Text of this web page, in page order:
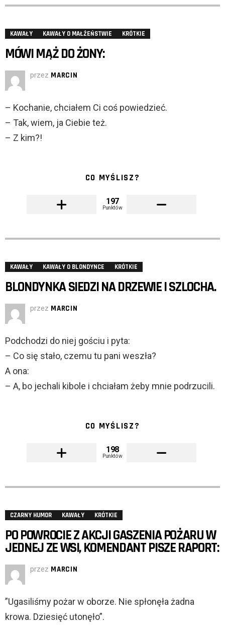
KAWAŁY KAWAŁY O MAŁŻEŃSTWIE KRÓTKIE
MÓWI MĄŻ DO ŻONY:
przez MARCIN
– Kochanie, chciałem Ci coś powiedzieć.
– Tak, wiem, ja Ciebie też.
– Z kim?!
CO MYŚLISZ?
197
Punktów
KAWAŁY KAWAŁY O BLONDYNCE KRÓTKIE
BLONDYNKA SIEDZI NA DRZEWIE I SZLOCHA.
przez MARCIN
Podchodzi do niej gościu i pyta:
– Co się stało, czemu tu pani weszła?
A ona:
– A, bo jechali kibole i chciałam żeby mnie podrzucili.
CO MYŚLISZ?
198
Punktów
CZARNY HUMOR KAWAŁY KRÓTKIE
PO POWROCIE Z AKCJI GASZENIA POŻARU W
JEDNEJ ZE WSI, KOMENDANT PISZE RAPORT:
przez MARCIN
”Ugasiliśmy pożar w oborze. Nie spłonęła żadna
krowa. Dziesięć utonęło”.